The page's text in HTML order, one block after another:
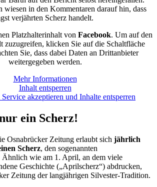
in den Kommentaren darauf hin, dass
verjährten Scherz handelt.
Platzhalterinhalt von Facebook. Um auf den
zuzugreifen, klicken Sie auf die Schaltfläche
Sie, dass dabei Daten an Drittanbieter
weitergegeben werden.
Mehr Informationen
Inhalt entsperren
akzeptieren und Inhalte entsperren
ein Scherz!
Osnabrücker Zeitung erlaubt sich jährlich
Scherz, den sogenannten
Ähnlich wie am 1. April, an dem viele
Geschichte („Aprilscherz“) abdrucken,
Zeitung der langjährigen Silvester-Tradition.